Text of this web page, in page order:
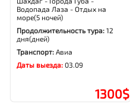
Водопада Лаза - Отдых на
море(5 ночей)
Продолжительность тура:12
дня(дней)
Транспорт:Авиа
Даты выезда:03.09
1300$